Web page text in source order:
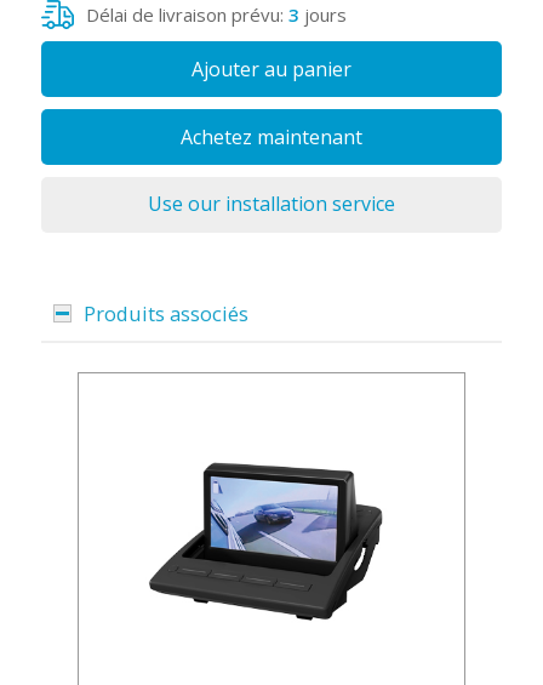
Délai de livraison prévu: 3 jours
Ajouter au panier
Achetez maintenant
Use our installation service
Produits associés